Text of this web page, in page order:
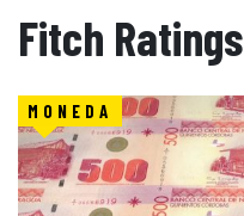
Fitch Ratings
MONEDA